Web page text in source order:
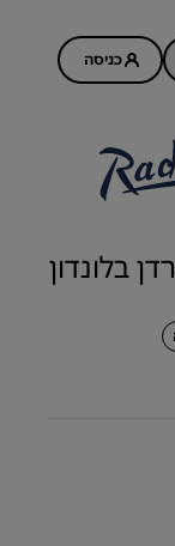
כניסה
טובה
בלונדון